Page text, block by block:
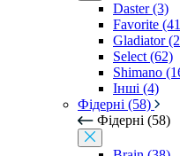
Daster (3)
Favorite
Gladiator
Select (62)
Shimano
Інші (4)
Фідерні (58)
Фідерні (58)